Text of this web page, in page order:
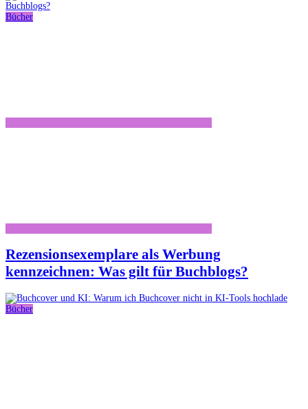
Bücher
Rezensionsexemplare als Werbung
kennzeichnen: Was gilt für Buchblogs?
Bücher